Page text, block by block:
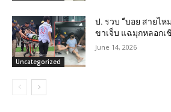
Uncategorized
ป. รวบ “บอย สายไ
ขาเจ็บ แฉมุกหลอกเ
June 14, 2026